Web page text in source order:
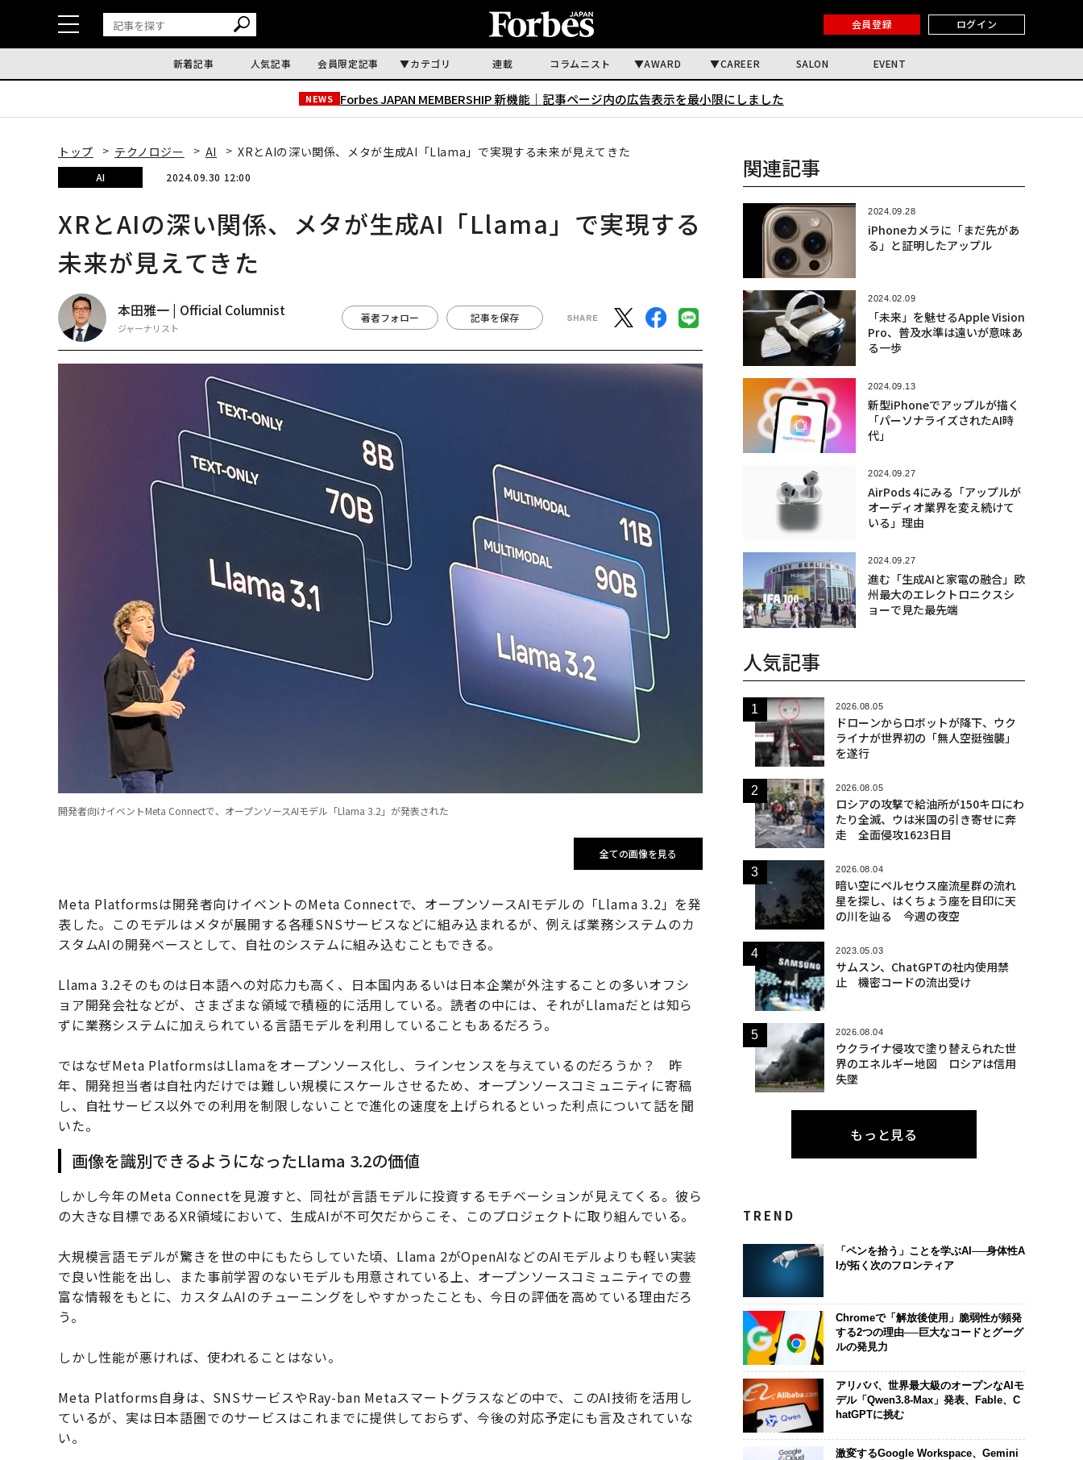
会員登録 ログイン
新着記事 人気記事 会員限定記事 カテゴリ 連載 コラムニスト AWARD CAREER SALON EVENT
NEWS Forbes JAPAN MEMBERSHIP 新機能｜ 記事ページ内の広告表示を最小限にしました
トップ テクノロジー AI XRとAIの深い関係、メタが生成AI「Llama」で実現する未来が見えてきた
AI 2024.09.30 12:00
XRとAIの深い関係、メタが生成AI「Llama」で実現する
未来が見えてきた
本田雅一 | Official Columnist
ジャーナリスト
著者フォロー 記事を保存
開発者向けイベントMeta Connectで、オープンソースAIモデル「Llama 3.2」が発表された
全ての画像を見る
Meta Platformsは開発者向けイベントのMeta Connectで、オープンソースAIモデルの「Llama 3.2」を発
表した。このモデルはメタが展開する各種SNSサービスなどに組み込まれるが、例えば業務システムのカ
スタムAIの開発ベースとして、自社のシステムに組み込むこともできる。
Llama 3.2そのものは日本語への対応力も高く、日本国内あるいは日本企業が外注することの多いオフシ
ョア開発会社などが、さまざまな領域で積極的に活用している。読者の中には、それがLlamaだとは知ら
ずに業務システムに加えられている言語モデルを利用していることもあるだろう。
ではなぜMeta PlatformsはLlamaをオープンソース化し、ラインセンスを与えているのだろうか？ 昨
年、開発担当者は自社内だけでは難しい規模にスケールさせるため、オープンソースコミュニティに寄稿
し、自社サービス以外での利用を制限しないことで進化の速度を上げられるといった利点について話を聞
いた。
画像を識別できるようになったLlama 3.2の価値
しかし今年のMeta Connectを見渡すと、同社が言語モデルに投資するモチベーションが見えてくる。彼ら
の大きな目標であるXR領域において、生成AIが不可欠だからこそ、このプロジェクトに取り組んでいる。
大規模言語モデルが驚きを世の中にもたらしていた頃、Llama 2がOpenAIなどのAIモデルよりも軽い実装
で良い性能を出し、また事前学習のないモデルも用意されている上、オープンソースコミュニティでの豊
富な情報をもとに、カスタムAIのチューニングをしやすかったことも、今日の評価を高めている理由だろ
う。
しかし性能が悪ければ、使われることはない。
Meta Platforms自身は、SNSサービスやRay-ban Metaスマートグラスなどの中で、このAI技術を活用し
ているが、実は日本語圏でのサービスはこれまでに提供しておらず、今後の対応予定にも言及されていな
い。
関連記事
2024.09.28
iPhoneカメラに「まだ先があ
る」と証明したアップル
2024.02.09
「未来」を魅せるApple Vision
Pro、普及水準は遠いが意味あ
る一歩
2024.09.13
新型iPhoneでアップルが描く
「パーソナライズされたAI時
代」
2024.09.27
AirPods 4にみる「アップルが
オーディオ業界を変え続けて
いる」理由
2024.09.27
進む「生成AIと家電の融合」欧
州最大のエレクトロニクスシ
ョーで見た最先端
人気記事
2026.08.05
ドローンからロボットが降下、ウク
ライナが世界初の「無人空挺強襲」
を遂行
2026.08.05
ロシアの攻撃で給油所が150キロにわ
たり全滅、ウは米国の引き寄せに奔
走 全面侵攻1623日目
2026.08.04
暗い空にペルセウス座流星群の流れ
星を探し、はくちょう座を目印に天
の川を辿る 今週の夜空
2023.05.03
サムスン、ChatGPTの社内使用禁
止 機密コードの流出受け
2026.08.04
ウクライナ侵攻で塗り替えられた世
界のエネルギー地図 ロシアは信用
失墜
もっと見る
TREND
「ペンを拾う」ことを学ぶAI──身体性A
Iが拓く次のフロンティア
Chromeで「解放後使用」脆弱性が頻発
する2つの理由──巨大なコードとグーグ
ルの発見力
アリババ、世界最大級のオープンなAIモ
デル「Qwen3.8-Max」発表、Fable、C
hatGPTに挑む
激変するGoogle Workspace、Gemini